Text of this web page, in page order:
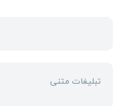
تبلیغات متنی